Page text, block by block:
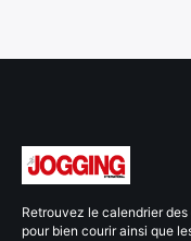
Retrouvez le calendrier
pour bien courir ainsi que